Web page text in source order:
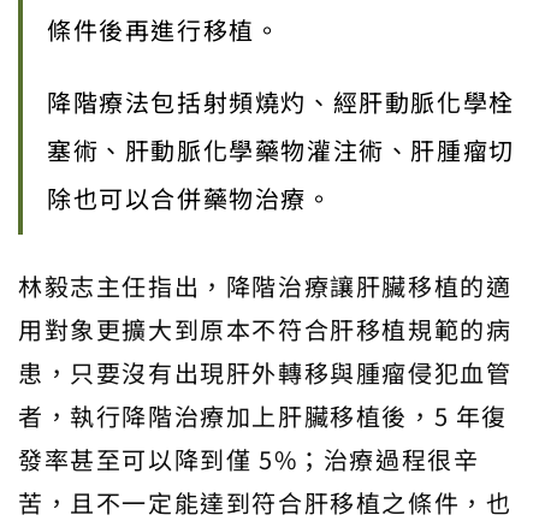
條件後再進行移植。
降階療法包括射頻燒灼、經肝動脈化學栓
塞術、肝動脈化學藥物灌注術、肝腫瘤切
除也可以合併藥物治療。
林毅志主任指出，降階治療讓肝臟移植的適
用對象更擴大到原本不符合肝移植規範的病
患，只要沒有出現肝外轉移與腫瘤侵犯血管
者，執行降階治療加上肝臟移植後，5 年復
發率甚至可以降到僅 5%；治療過程很辛
苦，且不一定能達到符合肝移植之條件，也